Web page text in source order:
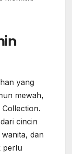
yang
mewah,
cincin
dan
perlu